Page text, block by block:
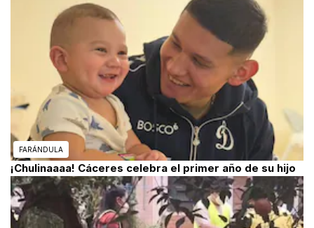
FARÁNDULA
¡Chulinaaaa! Cáceres celebra el primer año de su hijo